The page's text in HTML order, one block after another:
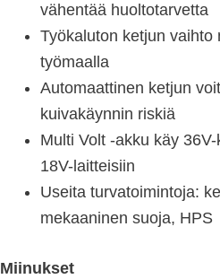
vähentää huoltotarvetta
Työkaluton ketjun vaihto
työmaalla
Automaattinen ketjun
kuivakäynnin riskiä
Multi Volt -akku käy
18V-laitteisiin
Useita turvatoimintoja:
mekaaninen suoja, HPS
Miinukset